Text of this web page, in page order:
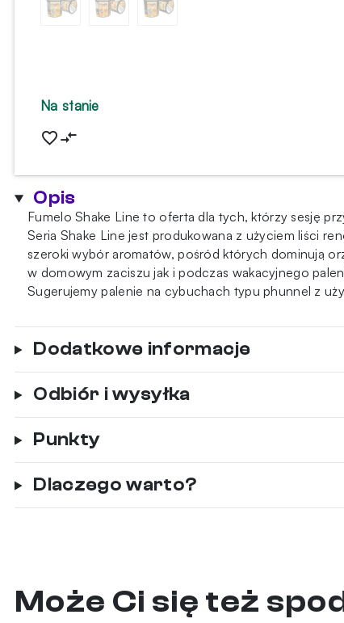
Na stanie
Opis
Fumelo Shake Line to oferta dla tych, którzy sesję
Seria Shake Line jest produkowana z użyciem liści
szeroki wybór aromatów, pośród których dominują
w domowym zaciszu jak i podczas wakacyjnego
Sugerujemy palenie na cybuchach typu phunnel z
Dodatkowe informacje
Odbiór i wysyłka
Punkty
Dlaczego warto?
Może Ci się też